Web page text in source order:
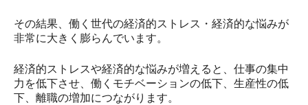
その結果、働く世代の経済的ストレス・経済的な悩みが
非常に大きく膨らんでいます。
経済的ストレスや経済的な悩みが増えると、仕事の集中
力を低下させ、働くモチベーションの低下、生産性の低
下、離職の増加につながります。